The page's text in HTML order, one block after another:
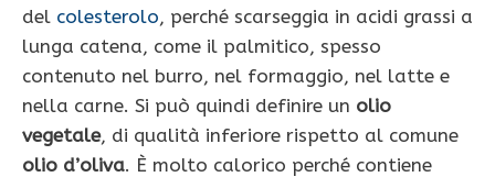
del colesterolo, perché scarseggia in acidi grassi a
lunga catena, come il palmitico, spesso
contenuto nel burro, nel formaggio, nel latte e
nella carne. Si può quindi definire un olio
vegetale, di qualità inferiore rispetto al comune
olio d’oliva. È molto calorico perché contiene